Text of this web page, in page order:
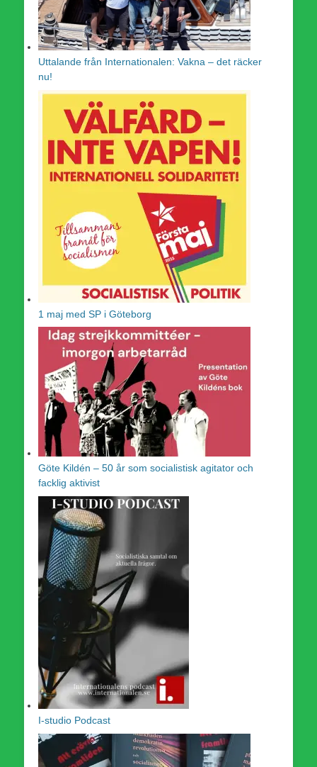
Uttalande från Internationalen: Vakna – det räcker
nu!
1 maj med SP i Göteborg
Göte Kildén – 50 år som socialistisk agitator och
facklig aktivist
I-studio Podcast